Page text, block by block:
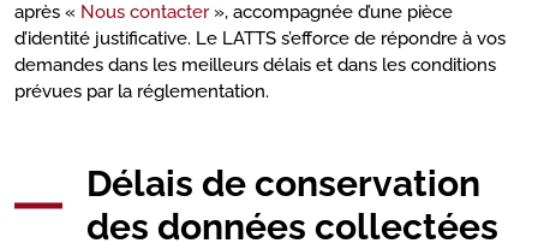
après « Nous contacter», accompagnée d’une pièce
d’identité justificative. Le LATTS s’efforce de répondre à vos
demandes dans les meilleurs délais et dans les conditions
prévues par la réglementation.
Délais de conservation
des données collectées